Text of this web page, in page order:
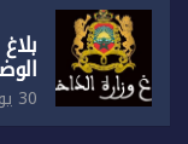
30 يوليو، 2026